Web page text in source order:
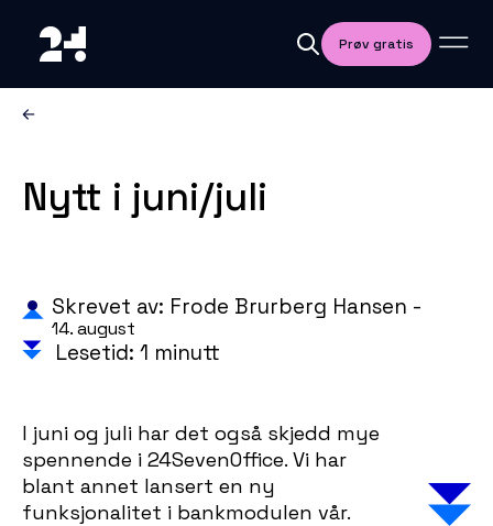
Prøv gratis
Nytt i juni/juli
Skrevet av: Frode Brurberg Hansen -
14. august
Lesetid: 1 minutt
I juni og juli har det også skjedd mye
spennende i 24SevenOffice. Vi har
blant annet lansert en ny
funksjonalitet i bankmodulen vår.